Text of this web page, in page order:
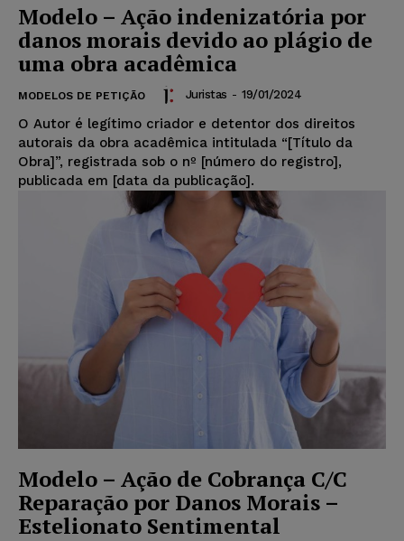
Modelo – Ação indenizatória por
danos morais devido ao plágio de
uma obra acadêmica
MODELOS DE PETIÇÃO Juristas - 19/01/2024
O Autor é legítimo criador e detentor dos direitos
autorais da obra acadêmica intitulada “[Título da
Obra]”, registrada sob o nº [número do registro],
publicada em [data da publicação].
Modelo – Ação de Cobrança C/C
Reparação por Danos Morais –
Estelionato Sentimental